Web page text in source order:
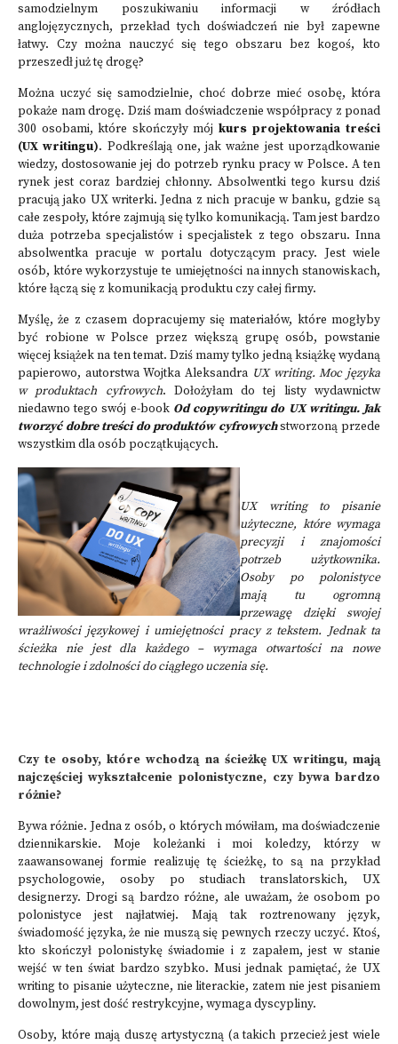
samodzielnym poszukiwaniu informacji w źródłach
anglojęzycznych, przekład tych doświadczeń nie był zapewne
łatwy. Czy można nauczyć się tego obszaru bez kogoś, kto
przeszedł już tę drogę?
Można uczyć się samodzielnie, choć dobrze mieć osobę, która
pokaże nam drogę. Dziś mam doświadczenie współpracy z ponad
300 osobami, które skończyły mój kurs projektowania treści
(UX writingu). Podkreślają one, jak ważne jest uporządkowanie
wiedzy, dostosowanie jej do potrzeb rynku pracy w Polsce. A ten
rynek jest coraz bardziej chłonny. Absolwentki tego kursu dziś
pracują jako UX writerki. Jedna z nich pracuje w banku, gdzie są
całe zespoły, które zajmują się tylko komunikacją. Tam jest bardzo
duża potrzeba specjalistów i specjalistek z tego obszaru. Inna
absolwentka pracuje w portalu dotyczącym pracy. Jest wiele
osób, które wykorzystuje te umiejętności na innych stanowiskach,
które łączą się z komunikacją produktu czy całej firmy.
Myślę, że z czasem dopracujemy się materiałów, które mogłyby
być robione w Polsce przez większą grupę osób, powstanie
więcej książek na ten temat. Dziś mamy tylko jedną książkę wydaną
papierowo, autorstwa Wojtka Aleksandra UX writing. Moc języka
w produktach cyfrowych. Dołożyłam do tej listy wydawnictw
niedawno tego swój e-book Od copywritingu do UX writingu. Jak
tworzyć dobre treści do produktów cyfrowychstworzoną przede
wszystkim dla osób początkujących.
UX writing to pisanie
użyteczne, które wymaga
precyzji i znajomości
potrzeb użytkownika.
Osoby po polonistyce
mają tu ogromną
przewagę dzięki swojej
wrażliwości językowej i umiejętności pracy z tekstem. Jednak ta
ścieżka nie jest dla każdego – wymaga otwartości na nowe
technologie i zdolności do ciągłego uczenia się.
Czy te osoby, które wchodzą na ścieżkę UX writingu, mają
najczęściej wykształcenie polonistyczne, czy bywa bardzo
różnie?
Bywa różnie. Jedna z osób, o których mówiłam, ma doświadczenie
dziennikarskie. Moje koleżanki i moi koledzy, którzy w
zaawansowanej formie realizuję tę ścieżkę, to są na przykład
psychologowie, osoby po studiach translatorskich, UX
designerzy. Drogi są bardzo różne, ale uważam, że osobom po
polonistyce jest najłatwiej. Mają tak roztrenowany język,
świadomość języka, że nie muszą się pewnych rzeczy uczyć. Ktoś,
kto skończył polonistykę świadomie i z zapałem, jest w stanie
wejść w ten świat bardzo szybko. Musi jednak pamiętać, że UX
writing to pisanie użyteczne, nie literackie, zatem nie jest pisaniem
dowolnym, jest dość restrykcyjne, wymaga dyscypliny.
Osoby, które mają duszę artystyczną (a takich przecież jest wiele